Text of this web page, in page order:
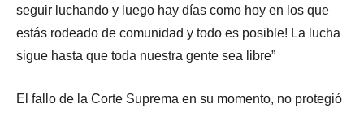
seguir luchando y luego hay días como hoy en los que
estás rodeado de comunidad y todo es posible! La lucha
sigue hasta que toda nuestra gente sea libre”
El fallo de la Corte Suprema en su momento, no protegió